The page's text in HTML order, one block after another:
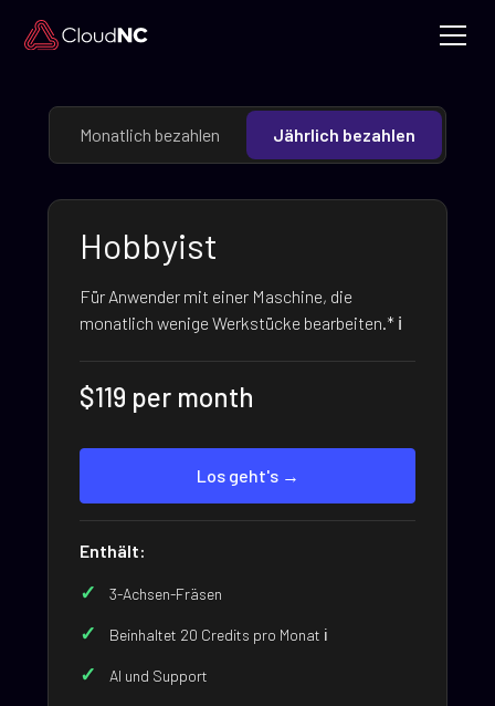
Monatlich bezahlen Jährlich bezahlen
Hobbyist
Für Anwender mit einer Maschine, die
monatlich wenige Werkstücke bearbeiten.* ℹ️
$119 per month
Los geht's →
Enthält:
3-Achsen-Fräsen
Beinhaltet 20 Credits pro Monat ℹ️
AI und Support